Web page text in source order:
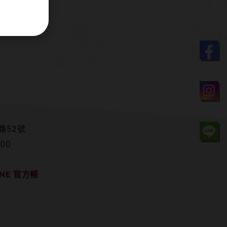
52號
官方帳